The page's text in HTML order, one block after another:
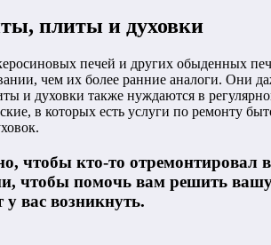
плиты и духовки
печей и других обыденных
чем их более ранние аналоги. Они
и духовки также нуждаются в
в которых есть услуги по ремонту
чтобы кто-то отремонтировал
чтобы помочь вам решить
вас возникнуть.